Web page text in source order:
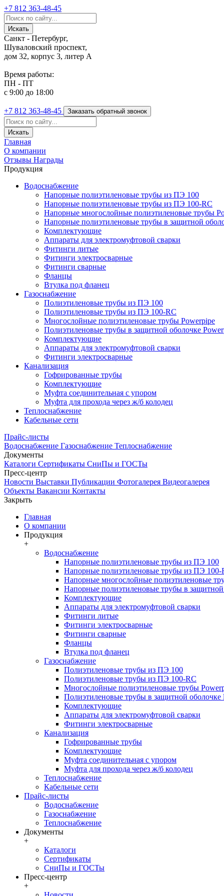
+7 812 363-48-45
Санкт - Петербург,
Шуваловский проспект,
дом 32, корпус 3, литер А
Время работы:
ПН - ПТ
с 9:00 до 18:00
+7 812 363-48-45 Заказать обратный звонок
Главная
О компании
Отзывы Награды
Продукция
Водоснабжение
Напорные полиэтиленовые трубы из ПЭ 100
Напорные полиэтиленовые трубы из ПЭ 100-RC
Напорные многослойные полиэтиленовые трубы
Напорные полиэтиленовые трубы в защитной
Комплектующие
Аппараты для электромуфтовой сварки
Фитинги литые
Фитинги электросварные
Фитинги сварные
Фланцы
Втулка под фланец
Газоснабжение
Полиэтиленовые трубы из ПЭ 100
Полиэтиленовые трубы из ПЭ 100-RC
Многослойные полиэтиленовые трубы Powerpipe
Полиэтиленовые трубы в защитной оболочке
Комплектующие
Аппараты для электромуфтовой сварки
Фитинги электросварные
Канализация
Гофрированные трубы
Комплектующие
Муфта соединительная с упором
Муфта для прохода через ж/б колодец
Теплоснабжение
Кабельные сети
Прайс-листы
Водоснабжение Газоснабжение Теплоснабжение
Документы
Каталоги Сертификаты СниПы и ГОСТы
Пресс-центр
Новости Выставки Публикации Фотогалерея Видеогалерея
Объекты Вакансии Контакты
Закрыть
Главная
О компании
Продукция
+
Водоснабжение
Напорные полиэтиленовые трубы из ПЭ 100
Напорные полиэтиленовые трубы из ПЭ 100-
Напорные многослойные полиэтиленовые
Напорные полиэтиленовые трубы в защитной
Комплектующие
Аппараты для электромуфтовой сварки
Фитинги литые
Фитинги электросварные
Фитинги сварные
Фланцы
Втулка под фланец
Газоснабжение
Полиэтиленовые трубы из ПЭ 100
Полиэтиленовые трубы из ПЭ 100-RC
Многослойные полиэтиленовые трубы
Полиэтиленовые трубы в защитной оболочке
Комплектующие
Аппараты для электромуфтовой сварки
Фитинги электросварные
Канализация
Гофрированные трубы
Комплектующие
Муфта соединительная с упором
Муфта для прохода через ж/б колодец
Теплоснабжение
Кабельные сети
Прайс-листы
Водоснабжение
Газоснабжение
Теплоснабжение
Документы
+
Каталоги
Сертификаты
СниПы и ГОСТы
Пресс-центр
+